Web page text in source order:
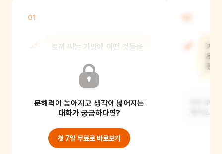
01
토끼 씨는 가방에 어떤 것들을
모든 걸 다 챙겨요.
문해력이 높아지고 생각이 넓어지는
대화가 궁금하다면?
첫 7일 무료로 바로보기
가
토
했